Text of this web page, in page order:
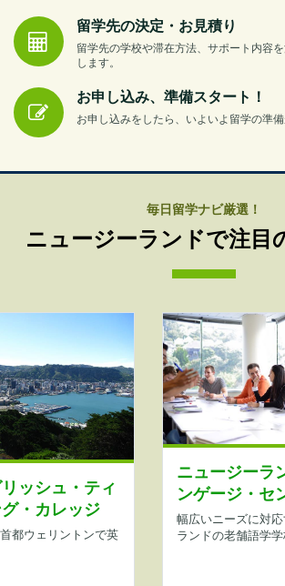
留学先の決定・お見積り
留学先の学校や滞在方法、サポート内容
します。
お申し込み、準備スタート！
お申し込みをしたら、いよいよ留学の準備
毎日留学ナビ厳選！
ニュージーランドで注目
ッシュ・ティ
・カレッジ
都ウェリントンで英
ニュージーラ
ンゲージ・セ
幅広いニーズに対
ランドの老舗語学学